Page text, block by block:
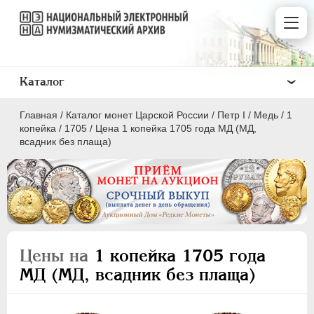
Главная / Каталог монет Царской России / Пeтр I / Медь / 1
копейка / 1705 / Цена 1 копейка 1705 года МД (МД,
всадник без плаща)
Цены на 1 копейка 1705 года
МД (МД, всадник без плаща)
Каталог
ПEТР I 1699 - 1725
Серебро
Медь